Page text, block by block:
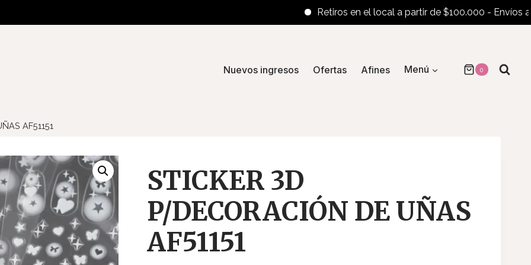
Retiros en el local a partir de $100.000 - Envíos al
Nuevos ingresos Ofertas Afines Menú 0
AF51151
STICKER 3D
P/DECORACIÓN DE UÑAS
AF51151